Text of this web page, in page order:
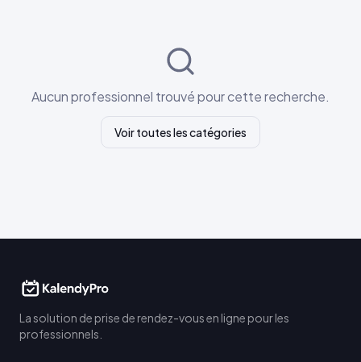
Aucun professionnel trouvé pour cette recherche.
Voir toutes les catégories
La solution de prise de rendez-vous en ligne pour les
professionnels.